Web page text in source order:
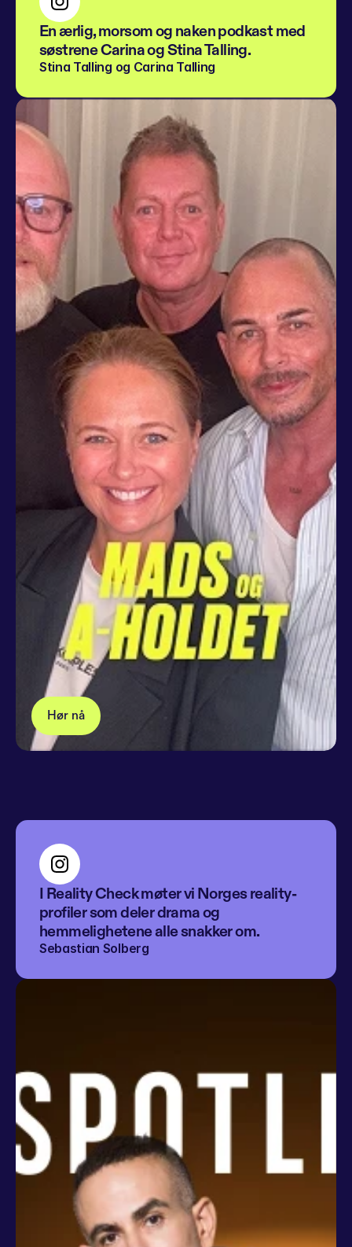
En ærlig, morsom og naken podkast med
søstrene Carina og Stina Talling.
Stina Talling og Carina Talling
Hør nå
I Reality Check møter vi Norges reality-
profiler som deler drama og
hemmelighetene alle snakker om.
Sebastian Solberg